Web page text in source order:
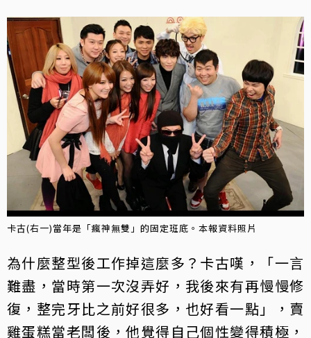
卡古(右一)當年是「瘋神無雙」的固定班底。本報資料照片
為什麼整型後工作掉這麼多？卡古嘆，「一言
難盡，當時第一次沒弄好，我後來有再慢慢修
復，整完牙比之前好很多，也好看一點」，賣
雞蛋糕當老闆後，他覺得自己個性變得積極，